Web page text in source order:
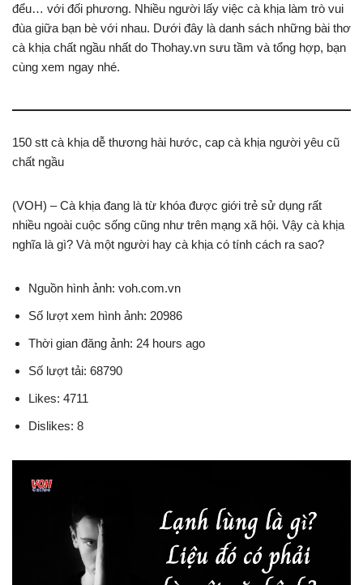
đểu… với đối phương. Nhiều người lấy việc cà khịa làm trò vui
đùa giữa bạn bè với nhau. Dưới đây là danh sách những bài thơ
cà khịa chất ngầu nhất do Thohay.vn sưu tầm và tổng hợp, bạn
cùng xem ngay nhé.
150 stt cà khịa dễ thương hài hước, cap cà khịa người yêu cũ
chất ngầu
(VOH) – Cà khịa đang là từ khóa được giới trẻ sử dụng rất
nhiều ngoài cuộc sống cũng như trên mạng xã hội. Vậy cà khịa
nghĩa là gì? Và một người hay cà khịa có tính cách ra sao?
Nguồn hình ảnh: voh.com.vn
Số lượt xem hình ảnh: 20986
Thời gian đăng ảnh: 24 hours ago
Số lượt tải: 68790
Likes: 4711
Dislikes: 8